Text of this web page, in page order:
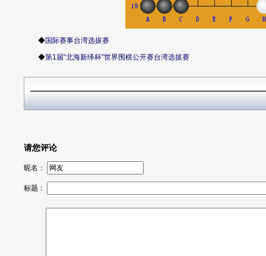
◆国际赛事台湾选拔赛
◆第1届“北海新绎杯”世界围棋公开赛台湾选拔赛
请您评论
昵名：
标题：